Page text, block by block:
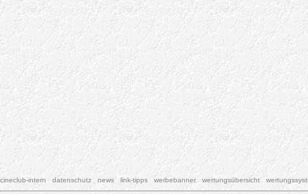
cineclub-intern datenschutz news link-tipps werbebanner wertungsübersicht